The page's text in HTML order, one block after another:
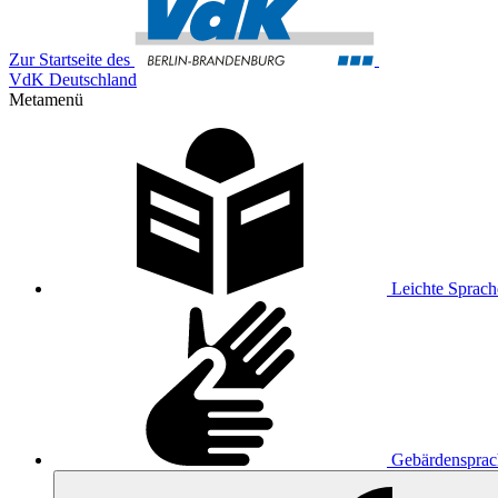
Zur Startseite des
VdK Deutschland
Metamenü
Leichte